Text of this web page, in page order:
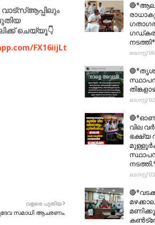
ചെയ്യൂ👇
FX16iijLt
വളരെ പുതിയ
സമാധി ആചരണം.
ഗതാഗത
ഓഗസ്റ്റ്
ഓഗസ്റ്റ്
വില
ഭക്ഷ്യ
ഓഗസ്റ്റ്